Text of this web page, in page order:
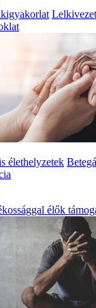
élethelyzetek
élők